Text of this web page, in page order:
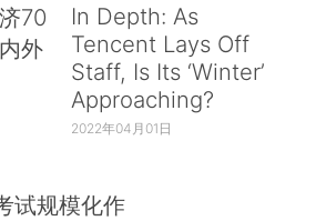
70
外
In Depth: As
Tencent Lays Off
Staff, Is Its ‘Winter’
Approaching?
2022年04月01日
试规模化作